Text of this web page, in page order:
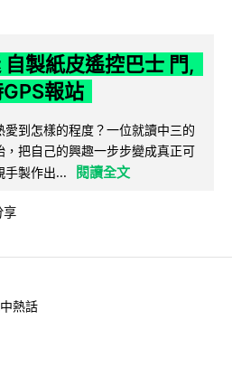
製紙皮遙控巴士 門,
報站
到怎樣的程度？一位就讀中三的
把自己的興趣一步步變成真正可
手製作出...
閱讀全文
享
熱話